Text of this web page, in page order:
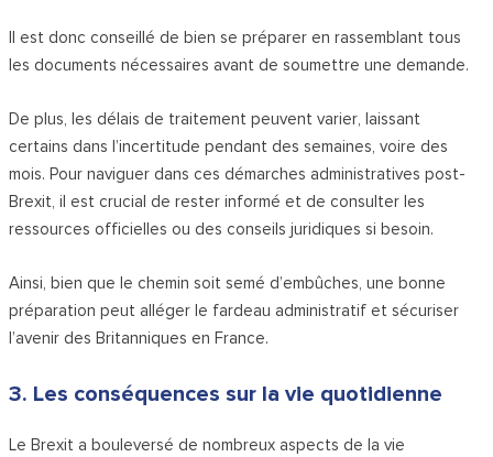
Il est donc conseillé de bien se préparer en rassemblant tous
les documents nécessaires avant de soumettre une demande.
De plus, les délais de traitement peuvent varier, laissant
certains dans l’incertitude pendant des semaines, voire des
mois. Pour naviguer dans ces démarches administratives post-
Brexit, il est crucial de rester informé et de consulter les
ressources officielles ou des conseils juridiques si besoin.
Ainsi, bien que le chemin soit semé d’embûches, une bonne
préparation peut alléger le fardeau administratif et sécuriser
l’avenir des Britanniques en France.
3. Les conséquences sur la vie quotidienne
Le Brexit a bouleversé de nombreux aspects de la vie